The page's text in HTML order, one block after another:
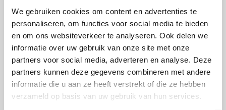
We gebruiken cookies om content en advertenties te
personaliseren, om functies voor social media te bieden
en om ons websiteverkeer te analyseren. Ook delen we
informatie over uw gebruik van onze site met onze
partners voor social media, adverteren en analyse. Deze
partners kunnen deze gegevens combineren met andere
informatie die u aan ze heeft verstrekt of die ze hebben
verzameld op basis van uw gebruik van hun services.